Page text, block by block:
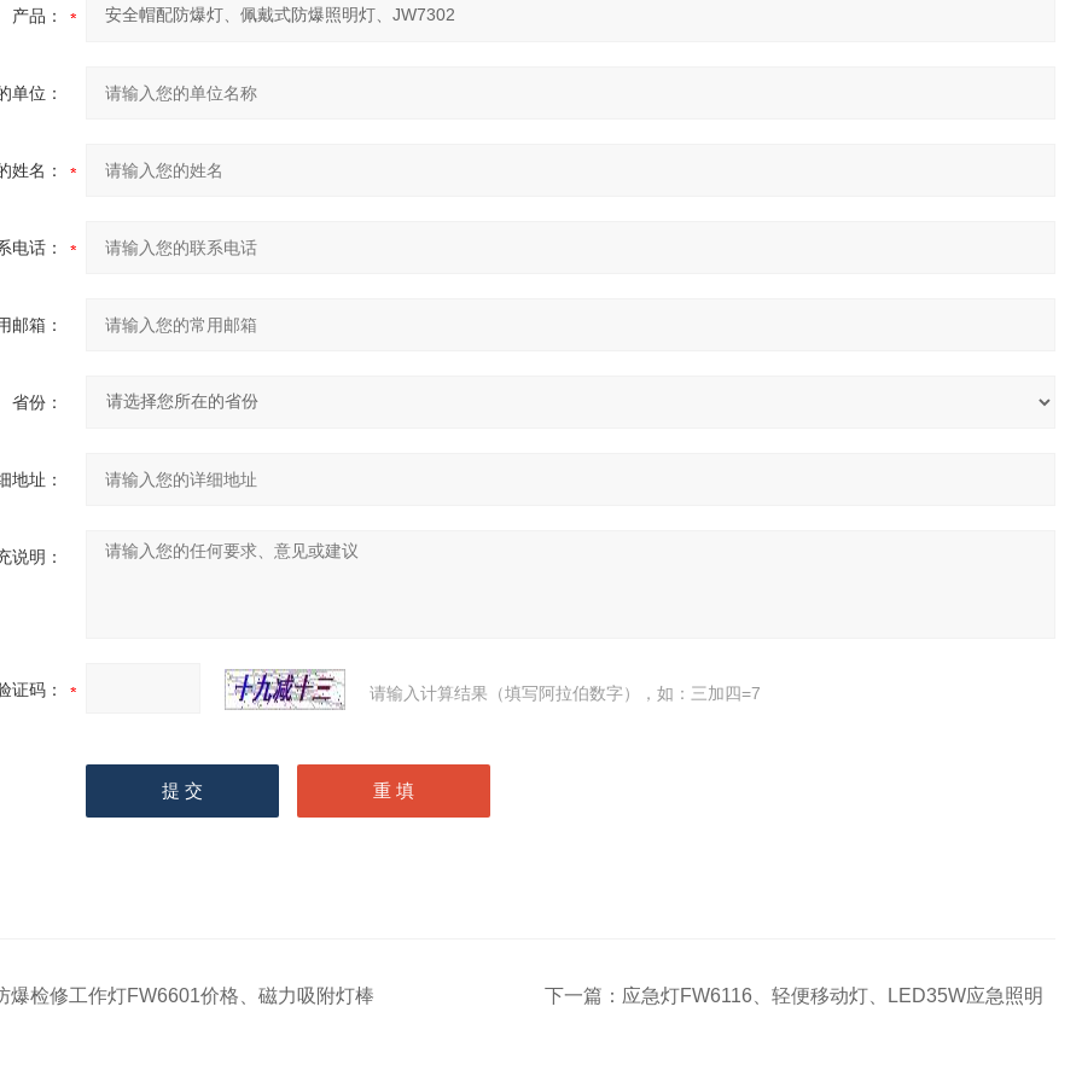
产品：
单位：
姓名：
电话：
邮箱：
省份：
地址：
说明：
证码： 请输入计算结果（填写阿拉伯数字），如：三加四=7
爆检修工作灯FW6601价格、磁力吸附灯棒 下一篇： 应急灯FW6116、轻便移动灯、LED35W应急照明